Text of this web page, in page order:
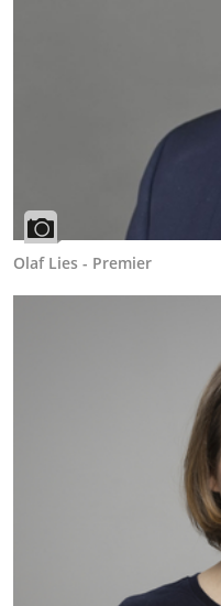
Olaf Lies - Premier